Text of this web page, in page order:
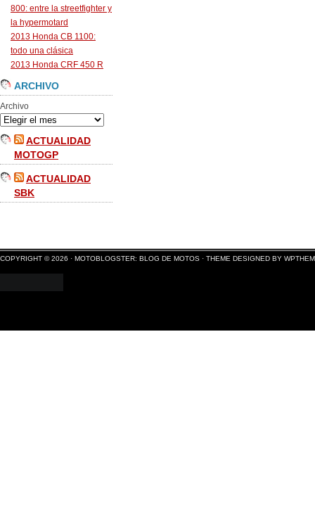
800: entre la streetfighter y
la hypermotard
2013 Honda CB 1100:
todo una clásica
2013 Honda CRF 450 R
ARCHIVO
Archivo
ACTUALIDAD
MOTOGP
ACTUALIDAD
SBK
COPYRIGHT © 2026 · MOTOBLOGSTER: BLOG DE MOTOS · THEME DESIGNED BY